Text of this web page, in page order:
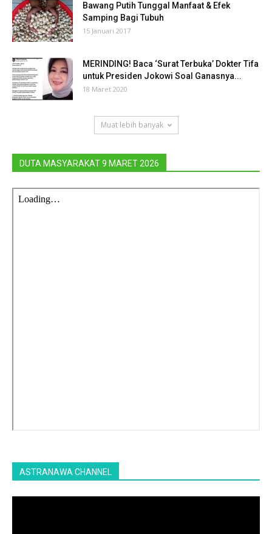
Bawang Putih Tunggal Manfaat & Efek
Samping Bagi Tubuh
15 Januari 2017
MERINDING! Baca ‘Surat Terbuka’ Dokter Tifa
untuk Presiden Jokowi Soal Ganasnya...
18 Maret 2020
Muat lebih banyak
DUTA MASYARAKAT 9 MARET 2026
ASTRANAWA CHANNEL